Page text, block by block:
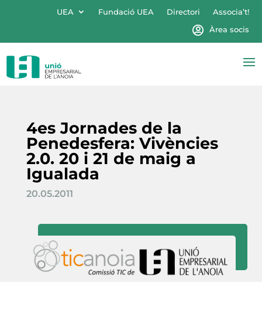
UEA Fundació UEA Directori
Associa’t!
Àrea socis
4es Jornades de la
Penedesfera: Vivències
2.0. 20 i 21 de maig a
Igualada
20.05.2011